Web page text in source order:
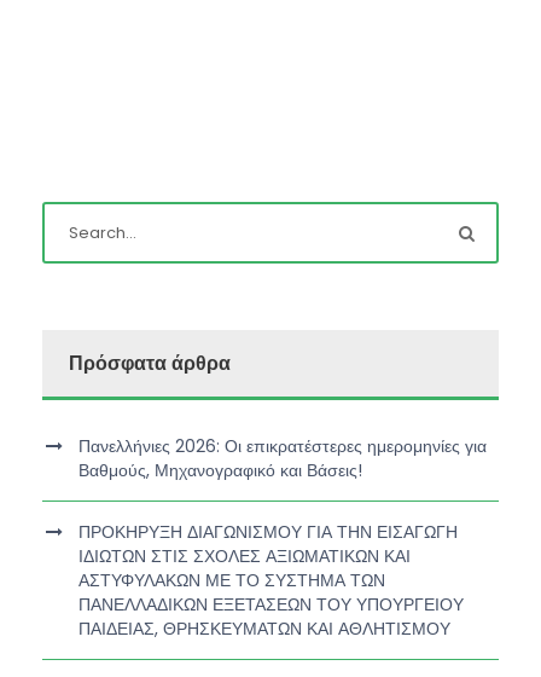
Πρόσφατα άρθρα
Πανελλήνιες 2026: Οι επικρατέστερες ημερομηνίες για
Βαθμούς, Μηχανογραφικό και Βάσεις!
ΠΡΟΚΗΡΥΞΗ ΔΙΑΓΩΝΙΣΜΟΥ ΓΙΑ ΤΗΝ ΕΙΣΑΓΩΓΗ
ΙΔΙΩΤΩΝ ΣΤΙΣ ΣΧΟΛΕΣ ΑΞΙΩΜΑΤΙΚΩΝ ΚΑΙ
ΑΣΤΥΦΥΛΑΚΩΝ ΜΕ ΤΟ ΣΥΣΤΗΜΑ ΤΩΝ
ΠΑΝΕΛΛΑΔΙΚΩΝ ΕΞΕΤΑΣΕΩΝ ΤΟΥ ΥΠΟΥΡΓΕΙΟΥ
ΠΑΙΔΕΙΑΣ, ΘΡΗΣΚΕΥΜΑΤΩΝ ΚΑΙ ΑΘΛΗΤΙΣΜΟΥ